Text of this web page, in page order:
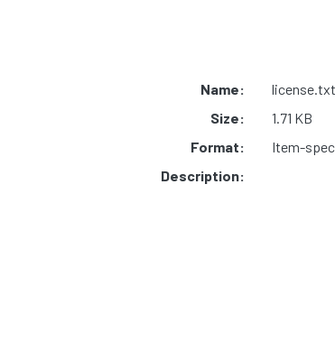
Name:
license.txt
Size:
1.71 KB
Format:
Item-
Description: